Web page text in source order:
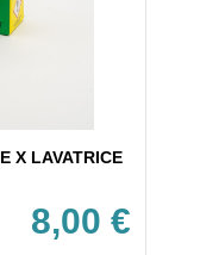
X LAVATRICE
8,00 €